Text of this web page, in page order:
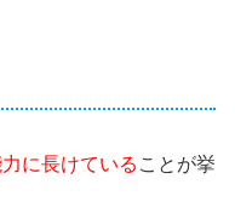
に長けている ことが挙